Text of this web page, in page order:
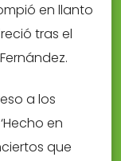
en llanto
tras el
a los
en
que